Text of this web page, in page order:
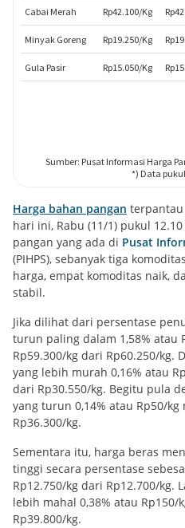
Harga bahan pangan
hari ini, Rabu (11/1) pukul
pangan yang ada di Pusat
(PIHPS), sebanyak tiga
harga, empat komoditas naik,
stabil.
Jika dilihat dari persentase
turun paling dalam 1,58% atau
Rp59.300/kg dari Rp60.250/kg.
yang lebih murah 0,16% atau
dari Rp30.550/kg. Begitu pula
yang turun 0,14% atau Rp50/
Rp36.300/kg.
Sementara itu, harga beras
tinggi secara persentase
Rp12.750/kg dari Rp12.700/kg.
lebih mahal 0,38% atau
Rp39.800/kg.